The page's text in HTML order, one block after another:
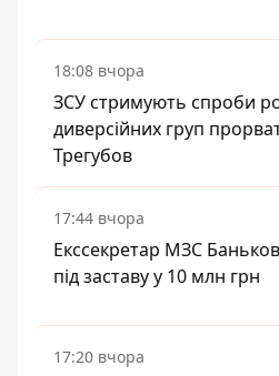
18:08 вчора
ЗСУ стримують спроби
диверсійних груп
Трегубов
17:44 вчора
Екссекретар МЗС
під заставу у 10 млн грн
17:20 вчора